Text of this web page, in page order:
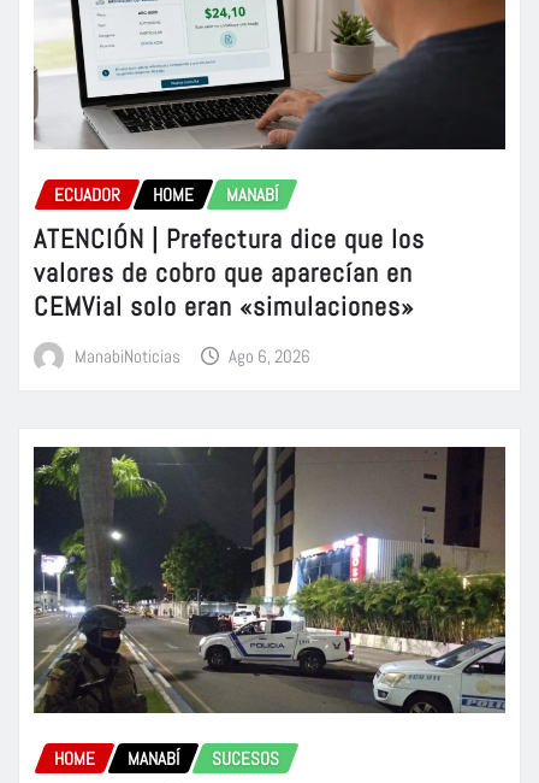
ECUADOR HOME MANABÍ
ATENCIÓN | Prefectura dice que los
valores de cobro que aparecían en
CEMVial solo eran «simulaciones»
ManabiNoticias Ago 6, 2026
HOME MANABÍ SUCESOS